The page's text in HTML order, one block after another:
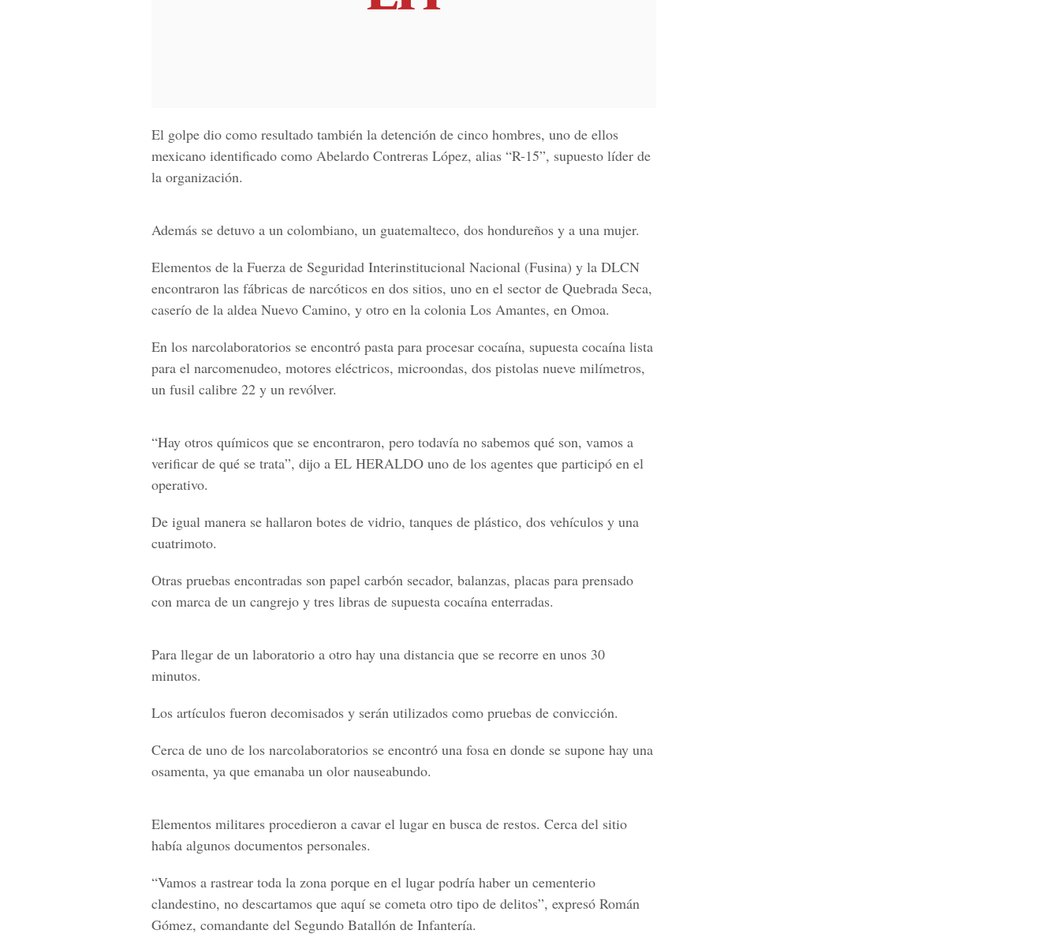
El golpe dio como resultado también la detención de cinco hombres, uno de ellos
mexicano identificado como Abelardo Contreras López, alias “R-15”, supuesto líder de
la organización.
Además se detuvo a un colombiano, un guatemalteco, dos hondureños y a una mujer.
Elementos de la Fuerza de Seguridad Interinstitucional Nacional (Fusina) y la DLCN
encontraron las fábricas de narcóticos en dos sitios, uno en el sector de Quebrada Seca,
caserío de la aldea Nuevo Camino, y otro en la colonia Los Amantes, en Omoa.
En los narcolaboratorios se encontró pasta para procesar cocaína, supuesta cocaína lista
para el narcomenudeo, motores eléctricos, microondas, dos pistolas nueve milímetros,
un fusil calibre 22 y un revólver.
“Hay otros químicos que se encontraron, pero todavía no sabemos qué son, vamos a
verificar de qué se trata”, dijo a EL HERALDO uno de los agentes que participó en el
operativo.
De igual manera se hallaron botes de vidrio, tanques de plástico, dos vehículos y una
cuatrimoto.
Otras pruebas encontradas son papel carbón secador, balanzas, placas para prensado
con marca de un cangrejo y tres libras de supuesta cocaína enterradas.
Para llegar de un laboratorio a otro hay una distancia que se recorre en unos 30
minutos.
Los artículos fueron decomisados y serán utilizados como pruebas de convicción.
Cerca de uno de los narcolaboratorios se encontró una fosa en donde se supone hay una
osamenta, ya que emanaba un olor nauseabundo.
Elementos militares procedieron a cavar el lugar en busca de restos. Cerca del sitio
había algunos documentos personales.
“Vamos a rastrear toda la zona porque en el lugar podría haber un cementerio
clandestino, no descartamos que aquí se cometa otro tipo de delitos”, expresó Román
Gómez, comandante del Segundo Batallón de Infantería.